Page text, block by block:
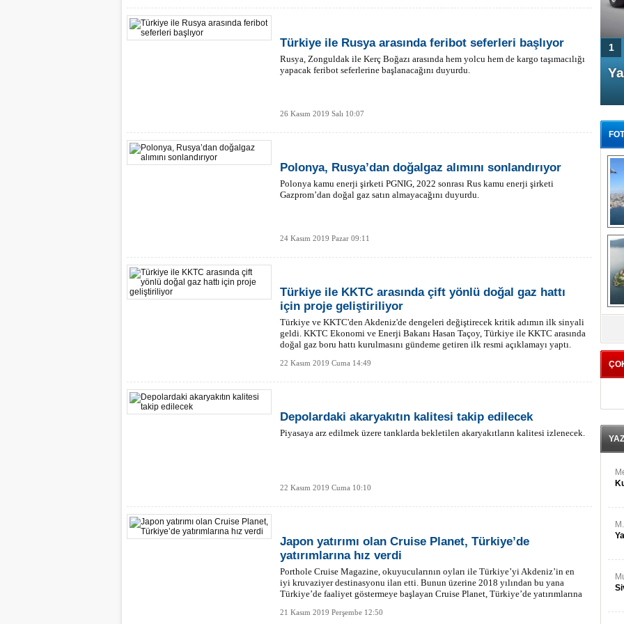
Türkiye ile Rusya arasında feribot seferleri başlıyor
Rusya, Zonguldak ile Kerç Boğazı arasında hem yolcu hem de kargo taşımacılığı
yapacak feribot seferlerine başlanacağını duyurdu.
26 Kasım 2019 Salı 10:07
Polonya, Rusya’dan doğalgaz alımını sonlandırıyor
Polonya kamu enerji şirketi PGNIG, 2022 sonrası Rus kamu enerji şirketi
Gazprom’dan doğal gaz satın almayacağını duyurdu.
24 Kasım 2019 Pazar 09:11
Türkiye ile KKTC arasında çift yönlü doğal gaz hattı
için proje geliştiriliyor
Türkiye ve KKTC'den Akdeniz'de dengeleri değiştirecek kritik adımın ilk sinyali
geldi. KKTC Ekonomi ve Enerji Bakanı Hasan Taçoy, Türkiye ile KKTC arasında
doğal gaz boru hattı kurulmasını gündeme getiren ilk resmi açıklamayı yaptı.
22 Kasım 2019 Cuma 14:49
Depolardaki akaryakıtın kalitesi takip edilecek
Piyasaya arz edilmek üzere tanklarda bekletilen akaryakıtların kalitesi izlenecek.
22 Kasım 2019 Cuma 10:10
Japon yatırımı olan Cruise Planet, Türkiye’de
yatırımlarına hız verdi
Porthole Cruise Magazine, okuyucularının oyları ile Türkiye’yi Akdeniz’in en
iyi kruvaziyer destinasyonu ilan etti. Bunun üzerine 2018 yılından bu yana
Türkiye’de faaliyet göstermeye başlayan Cruise Planet, Türkiye’de yatırımlarına
21 Kasım 2019 Perşembe 12:50
4 Kapılı AMG GT Coupe
1